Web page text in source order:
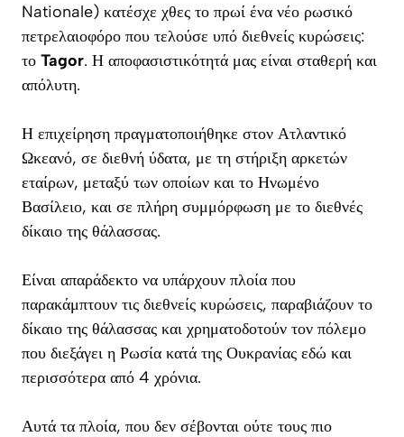
Nationale) κατέσχε χθες το πρωί ένα νέο ρωσικό
πετρελαιοφόρο που τελούσε υπό διεθνείς κυρώσεις:
το Tagor. Η αποφασιστικότητά μας είναι σταθερή και
απόλυτη.
Η επιχείρηση πραγματοποιήθηκε στον Ατλαντικό
Ωκεανό, σε διεθνή ύδατα, με τη στήριξη αρκετών
εταίρων, μεταξύ των οποίων και το Ηνωμένο
Βασίλειο, και σε πλήρη συμμόρφωση με το διεθνές
δίκαιο της θάλασσας.
Είναι απαράδεκτο να υπάρχουν πλοία που
παρακάμπτουν τις διεθνείς κυρώσεις, παραβιάζουν το
δίκαιο της θάλασσας και χρηματοδοτούν τον πόλεμο
που διεξάγει η Ρωσία κατά της Ουκρανίας εδώ και
περισσότερα από 4 χρόνια.
Αυτά τα πλοία, που δεν σέβονται ούτε τους πιο